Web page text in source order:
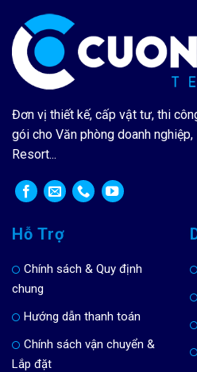
Đơn vị thiết kế, cấp vật tư, thi
gói cho Văn phòng doanh nghiệp,
Resort...
Hỗ Trợ
Chính sách & Quy định
chung
Hướng dẫn thanh toán
Chính sách vận chuyển &
Lắp đặt